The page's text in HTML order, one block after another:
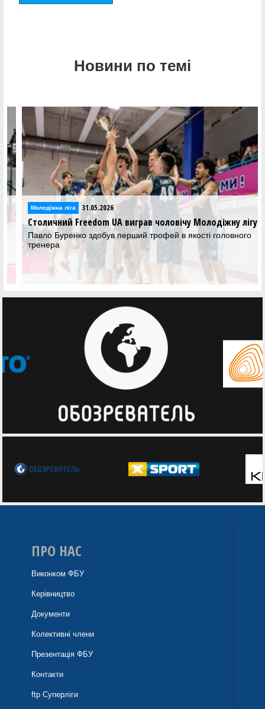
Новини по темі
Молодіжна ліга 31.05.2026
Столичний Freedom UA виграв чоловічу Молодіжну лігу
Павло Буренко здобув перший трофей в якості головного
тренера
ПРО НАС
Виконком ФБУ
Керівництво
Документи
Колективні члени
Презентація ФБУ
Контакти
ftp Суперліги